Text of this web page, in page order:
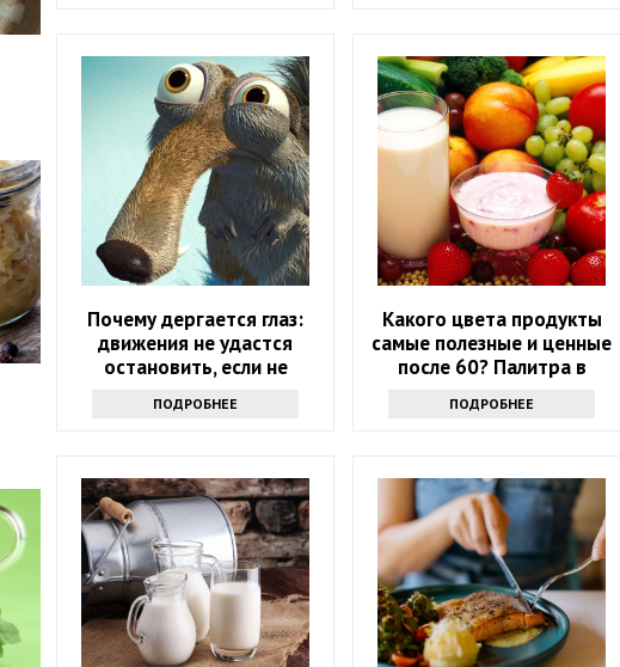
Почему дергается глаз:
движения не удастся
остановить, если не
ПОДРОБНЕЕ
Какого цвета продукты
самые полезные и ценные
после 60? Палитра в
ПОДРОБНЕЕ